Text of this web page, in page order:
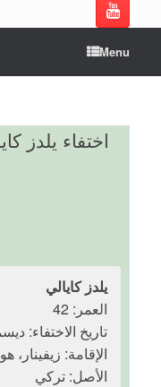
Menu
اختفاء يلدز
يلدز كايالي
العمر: 42
تاريخ الاختفاء: ديسمبر
الإقامة: زيفينار،
الأصل: تركي